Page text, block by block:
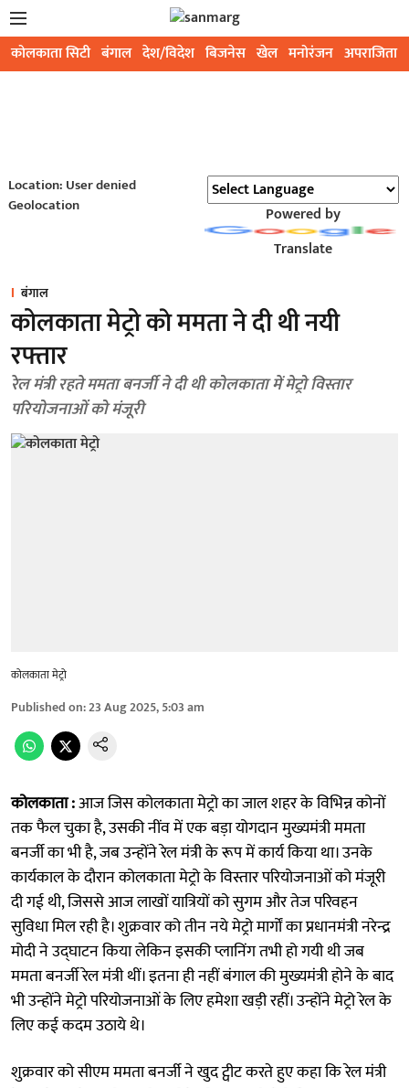
कोलकाता सिटी बंगाल देश/विदेश बिजनेस खेल मनोरंजन अपराजिता
Location: User denied
Geolocation
Powered by
Translate
बंगाल
कोलकाता मेट्रो काे ममता ने दी थी नयी
रफ्तार
रेल मंत्री रहते ममता बनर्जी ने दी थी कोलकाता में मेट्रो विस्तार
परियोजनाओं को मंजूरी
कोलकाता मेट्रो
Published on:23 Aug 2025, 5:03 am
कोलकाता :आज जिस कोलकाता मेट्रो का जाल शहर के विभिन्न कोनों
तक फैल चुका है, उसकी नींव में एक बड़ा योगदान मुख्यमंत्री ममता
बनर्जी का भी है, जब उन्होंने रेल मंत्री के रूप में कार्य किया था। उनके
कार्यकाल के दौरान कोलकाता मेट्रो के विस्तार परियोजनाओं को मंजूरी
दी गई थी, जिससे आज लाखों यात्रियों को सुगम और तेज परिवहन
सुविधा मिल रही है। शुक्रवार को तीन नये मेट्रो मार्गों का प्रधानमंत्री नरेन्द्र
मोदी ने उद्घाटन किया लेकिन इसकी प्लानिंग तभी हो गयी थी जब
ममता बनर्जी रेल मंत्री थीं। इतना ही नहीं बंगाल की मुख्यमंत्री होने के बाद
भी उन्होंने मेट्रो परियोजनाओं के लिए हमेशा खड़ी रहीं। उन्होंने मेट्रो रेल के
लिए कई कदम उठाये थे।
शुक्रवार को सीएम ममता बनर्जी ने खुद ट्वीट करते हुए कहा कि रेल मंत्री